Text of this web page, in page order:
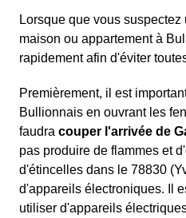
Lorsque que vous
maison ou appartement à
rapidement afin d'éviter
Premièrement, il est
Bullionnais en ouvrant les
faudra couper l'arrivée de
pas produire de flammes et
d'étincelles dans le 78830
d'appareils électroniques. Il
utiliser d'appareils